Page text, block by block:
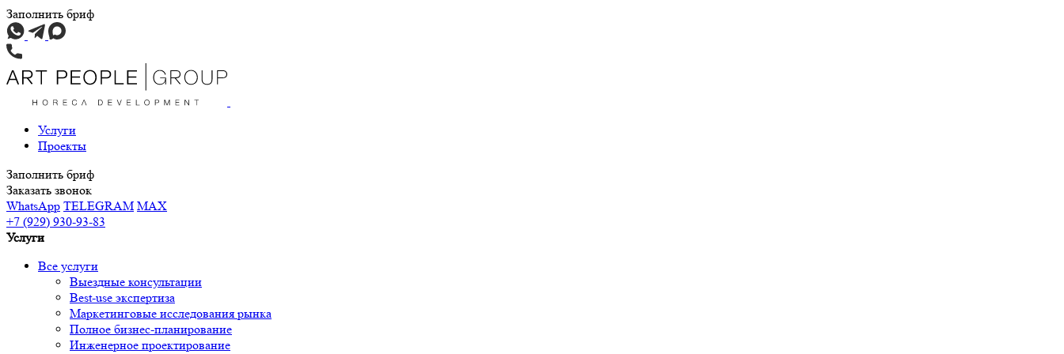
Заполнить бриф
Услуги
Проекты
Заполнить бриф
Заказать звонок
WhatsApp TELEGRAM MAX
+7 (929) 930-93-83
Услуги
Все услуги
Выездные консультации
Best-use экспертиза
Маркетинговые исследования рынка
Полное бизнес-планирование
Инженерное проектирование